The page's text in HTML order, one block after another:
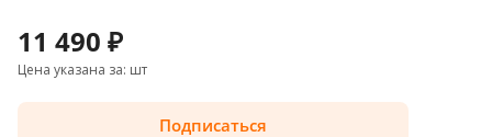
11 490 ₽
Цена указана за: шт
Подписаться